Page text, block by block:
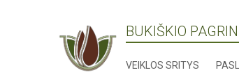
BUKIŠKIO
VEIKLOS SRITYS